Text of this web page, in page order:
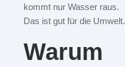
kommt nur Wasser raus.
Das ist gut für die Umwelt.
Warum